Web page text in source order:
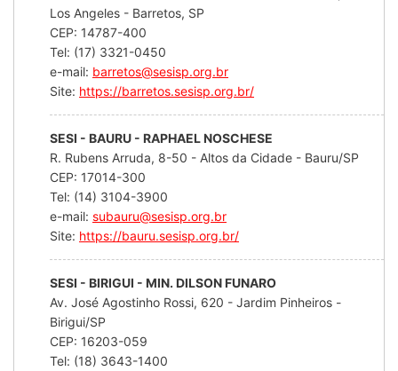
Los Angeles - Barretos, SP
CEP: 14787-400
Tel: (17) 3321-0450
e-mail: barretos@sesisp.org.br
Site: https://barretos.sesisp.org.br/
SESI - BAURU - RAPHAEL NOSCHESE
R. Rubens Arruda, 8-50 - Altos da Cidade - Bauru/SP
CEP: 17014-300
Tel: (14) 3104-3900
e-mail: subauru@sesisp.org.br
Site: https://bauru.sesisp.org.br/
SESI - BIRIGUI - MIN. DILSON FUNARO
Av. José Agostinho Rossi, 620 - Jardim Pinheiros -
Birigui/SP
CEP: 16203-059
Tel: (18) 3643-1400